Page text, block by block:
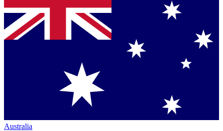
Australia